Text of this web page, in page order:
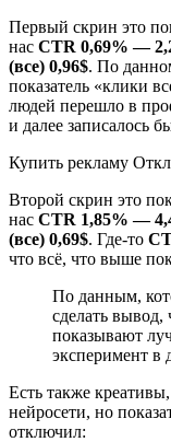
Первый скрин это
нас CTR 0,69% —
(все) 0,96$. По
показатель «клики
людей перешло в
и далее записалось
Купить рекламу
Второй скрин это
нас CTR 1,85% —
(все) 0,69$. Где-то
что всё, что выше
По данным,
сделать вывод,
показывают
эксперимент в
Есть также
нейросети, но
отключил: